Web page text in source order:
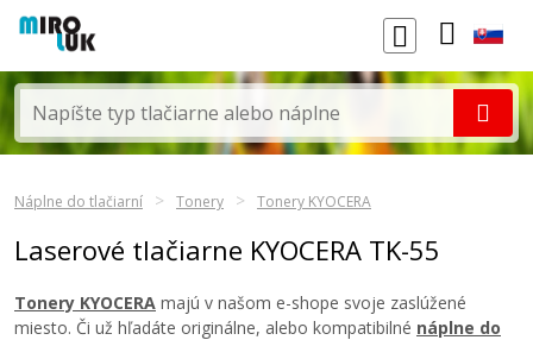
Náplne do tlačiarní Tonery Tonery KYOCERA
Laserové tlačiarne KYOCERA TK-55
Tonery KYOCERA majú v našom e-shope svoje zaslúžené
miesto. Či už hľadáte originálne, alebo kompatibilné náplne do